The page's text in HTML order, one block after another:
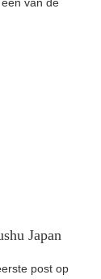
Japan
post op